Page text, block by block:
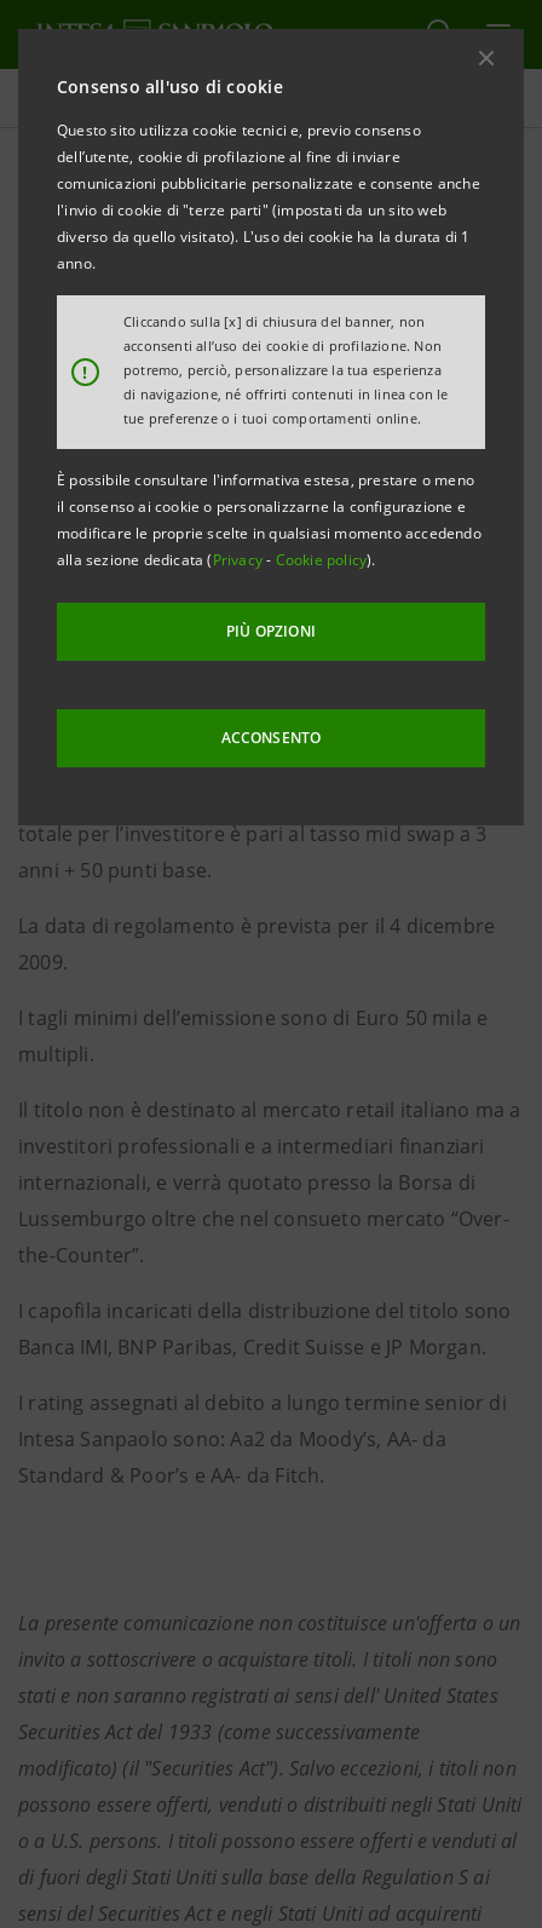
Consenso all'uso di cookie
Questo sito utilizza cookie tecnici e, previo consenso
dell’utente, cookie di profilazione al fine di inviare
comunicazioni pubblicitarie personalizzate e consente anche
l'invio di cookie di "terze parti" (impostati da un sito web
diverso da quello visitato). L'uso dei cookie ha la durata di 1
anno.
!
Cliccando sulla [x] di chiusura del banner, non
acconsenti all’uso dei cookie di profilazione. Non
potremo, perciò, personalizzare la tua esperienza
di navigazione, né offrirti contenuti in linea con le
tue preferenze o i tuoi comportamenti online.
È possibile consultare l'informativa estesa, prestare o meno
il consenso ai cookie o personalizzarne la configurazione e
modificare le proprie scelte in qualsiasi momento accedendo
alla sezione dedicata (Privacy- Cookie policy).
PIÙ OPZIONI
ACCONSENTO
Comunicati stampa
STAMPA AGGIORNA
INTESA SANPAOLO LANCIA NUOVO EUROBOND
BENCHMARK A 3 ANNI PER € 1,5 MILIARDI
lanciato oggi un’emissione obbligazionaria
sull’euromercato per € 1,5 miliardi destinata ai
mercati internazionali.
Si tratta di un bond emesso a valere sul Programma
Euro Medium Term Notes di Intesa Sanpaolo a tasso
fisso a 3 anni.
La cedola, pagabile in via posticipata il 4 dicembre di
Il prezzo di riofferta è stato fissato in 99,934%.
Tenuto conto del prezzo di riofferta “sotto la pari”, il
totale per l’investitore è pari al tasso mid swap a 3
anni + 50 punti base.
La data di regolamento è prevista per il 4 dicembre
2009.
I tagli minimi dell’emissione sono di Euro 50 mila e
multipli.
Il titolo non è destinato al mercato retail italiano ma a
investitori professionali e a intermediari finanziari
internazionali, e verrà quotato presso la Borsa di
Lussemburgo oltre che nel consueto mercato “Over-
the-Counter”.
I capofila incaricati della distribuzione del titolo sono
Banca IMI, BNP Paribas, Credit Suisse e JP Morgan.
I rating assegnati al debito a lungo termine senior di
Intesa Sanpaolo sono: Aa2 da Moody’s, AA- da
Standard & Poor’s e AA- da Fitch.
La presente comunicazione non costituisce un'offerta o un
invito a sottoscrivere o acquistare titoli. I titoli non sono
stati e non saranno registrati ai sensi dell' United States
Securities Act del 1933 (come successivamente
modificato) (il "Securities Act"). Salvo eccezioni, i titoli non
possono essere offerti, venduti o distribuiti negli Stati Uniti
o a U.S. persons. I titoli possono essere offerti e venduti al
di fuori degli Stati Uniti sulla base della Regulation S ai
sensi del Securities Act e negli Stati Uniti ad acquirenti